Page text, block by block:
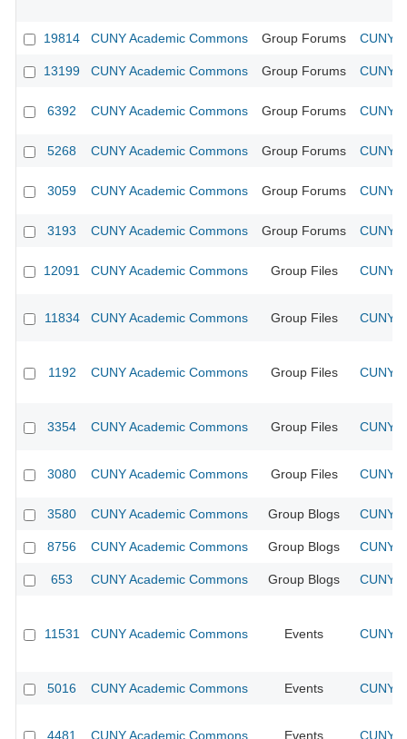
19814 CUNY Academic Commons Group Forums CUNY
13199 CUNY Academic Commons Group Forums CUNY
6392 CUNY Academic Commons Group Forums CUNY
5268 CUNY Academic Commons Group Forums CUNY
3059 CUNY Academic Commons Group Forums CUNY
3193 CUNY Academic Commons Group Forums CUNY
12091 CUNY Academic Commons Group Files CUNY
11834 CUNY Academic Commons Group Files CUNY
1192 CUNY Academic Commons Group Files CUNY
3354 CUNY Academic Commons Group Files CUNY
3080 CUNY Academic Commons Group Files CUNY
3580 CUNY Academic Commons Group Blogs CUNY
8756 CUNY Academic Commons Group Blogs CUNY
653 CUNY Academic Commons Group Blogs CUNY
11531 CUNY Academic Commons Events CUNY
5016 CUNY Academic Commons Events CUNY
4481 CUNY Academic Commons Events CUNY